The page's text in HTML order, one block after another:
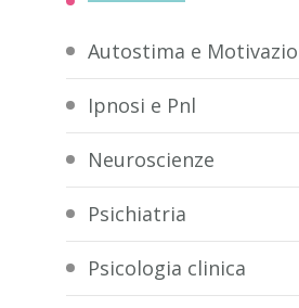
Autostima e
Ipnosi e Pnl
Neuroscienze
Psichiatria
Psicologia clinica